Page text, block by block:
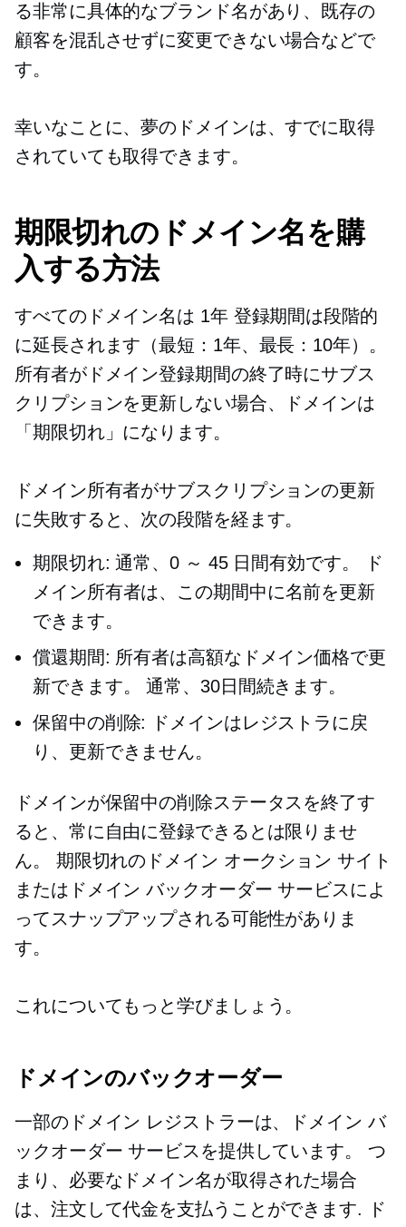
る非常に具体的なブランド名があり、既存の
顧客を混乱させずに変更できない場合などで
す。
幸いなことに、夢のドメインは、すでに取得
されていても取得できます。
期限切れのドメイン名を購
入する方法
すべてのドメイン名は 1年登録期間は段階的
に延長されます（最短：1年、最長：10年）。
所有者がドメイン登録期間の終了時にサブス
クリプションを更新しない場合、ドメインは
「期限切れ」になります。
ドメイン所有者がサブスクリプションの更新
に失敗すると、次の段階を経ます。
期限切れ: 通常、0 ～ 45 日間有効です。 ド
メイン所有者は、この期間中に名前を更新
できます。
償還期間: 所有者は高額なドメイン価格で更
新できます。 通常、30日間続きます。
保留中の削除: ドメインはレジストラに戻
り、更新できません。
ドメインが保留中の削除ステータスを終了す
ると、常に自由に登録できるとは限りませ
ん。 期限切れのドメイン オークション サイト
またはドメイン バックオーダー サービスによ
ってスナップアップされる可能性がありま
す。
これについてもっと学びましょう。
ドメインのバックオーダー
一部のドメイン レジストラーは、ドメイン バ
ックオーダー サービスを提供しています。 つ
まり、必要なドメイン名が取得された場合
は、注文して代金を支払うことができます. ド